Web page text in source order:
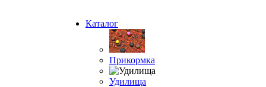
Каталог
Прикормка
Удилища